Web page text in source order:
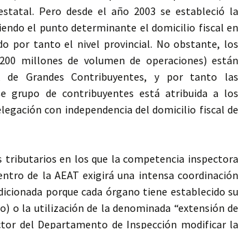
Pero desde el año 2003 se estableció la
el punto determinante el domicilio fiscal en
por tanto el nivel provincial. No obstante, los
millones de volumen de operaciones) están
de Grandes Contribuyentes, y por tanto las
grupo de contribuyentes está atribuida a los
con independencia del domicilio fiscal de
tributarios en los que la competencia inspectora
de la AEAT exigirá una intensa coordinación
porque cada órgano tiene establecido su
o la utilización de la denominada “extensión de
del Departamento de Inspección modificar la